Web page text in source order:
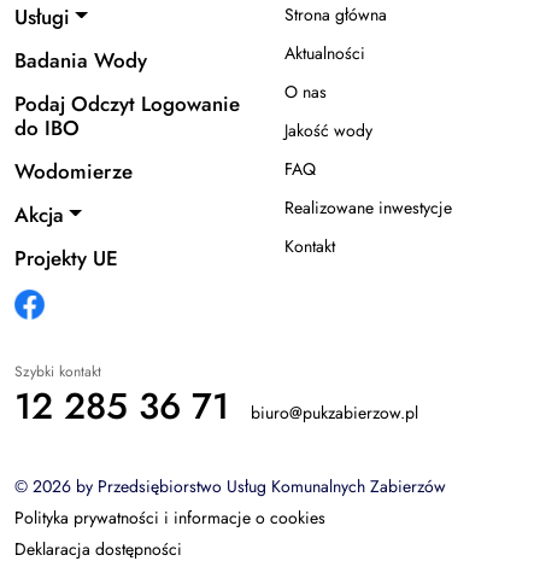
Usługi
Badania Wody
Podaj Odczyt Logowanie
do IBO
Wodomierze
Akcja
Projekty UE
Strona główna
Aktualności
O nas
Jakość wody
FAQ
Realizowane inwestycje
Kontakt
Szybki kontakt
12 285 36 71 biuro@pukzabierzow.pl
© 2026 by Przedsiębiorstwo Usług Komunalnych Zabierzów
Polityka prywatności i informacje o cookies
Deklaracja dostępności